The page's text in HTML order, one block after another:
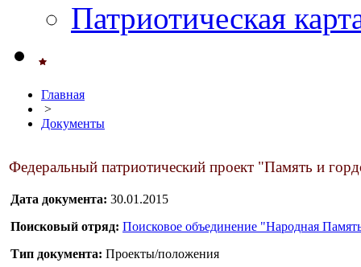
Патриотическая
Главная
>
Документы
Федеральный патриотический проект "Память и
Дата документа: 30.01.2015
Поисковый отряд: Поисковое объединение "Народная
Тип документа: Проекты/положения